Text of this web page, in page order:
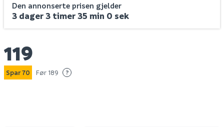
Den annonserte prisen gjelder
3 dager 3 timer 34 min 59 sek
119
Spar 70 Før 189 ?